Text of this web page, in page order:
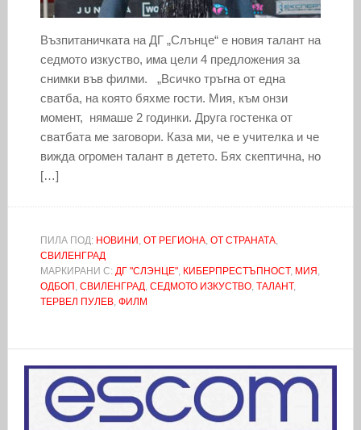
Възпитаничката на ДГ „Слънце“ е новия талант на
седмото изкуство, има цели 4 предложения за
снимки във филми. „Всичко тръгна от една
сватба, на която бяхме гости. Мия, към онзи
момент, нямаше 2 годинки. Друга гостенка от
сватбата ме заговори. Каза ми, че е учителка и че
вижда огромен талант в детето. Бях скептична, но
[…]
ПИЛА ПОД: НОВИНИ , ОТ РЕГИОНА, ОТ СТРАНАТА,
СВИЛЕНГРАД
МАРКИРАНИ С: ДГ "СЛЭНЦЕ", КИБЕРПРЕСТЪПНОСТ, МИЯ ,
ОДБОП , СВИЛЕНГРАД, СЕДМОТО ИЗКУСТВО, ТАЛАНТ,
ТЕРВЕЛ ПУЛЕВ, ФИЛМ